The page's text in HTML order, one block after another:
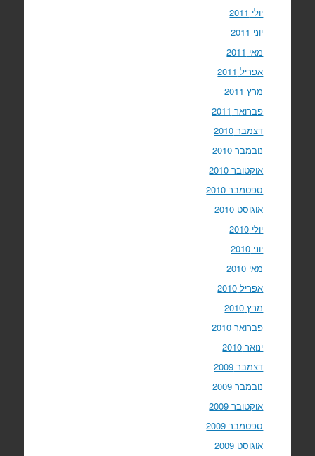
יולי 2011
יוני 2011
מאי 2011
אפריל 2011
מרץ 2011
פברואר 2011
דצמבר 2010
נובמבר 2010
אוקטובר 2010
ספטמבר 2010
אוגוסט 2010
יולי 2010
יוני 2010
מאי 2010
אפריל 2010
מרץ 2010
פברואר 2010
ינואר 2010
דצמבר 2009
נובמבר 2009
אוקטובר 2009
ספטמבר 2009
אוגוסט 2009